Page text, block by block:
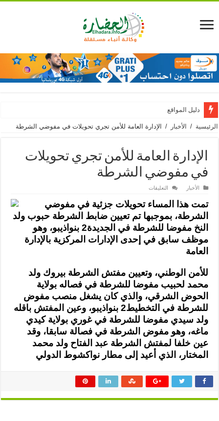
دليل المواقع
الرئيسية / الأخبار / الإدارة العامة للأمن تجري تحويلات في مفوضي الشرطة
الإدارة العامة للأمن تجري تحويلات
في مفوضي الشرطة
الأخبار التعليقات
للأمن
تجري
تحويلات
مفوضي
الشرطة
مغلقة
تمت هذا المساء تحويلات جزئية في مفوضي
الشرطة، بموجبها تم تعيين ضابط الشرطة حبوب ولد
النخ مفوضا للشرطة في الجديدة2 بنواذيبو، وهو
موظف سابق في إحدى الإدارات المركزية بالإدارة
العامة
للأمن الوطني، وتعيين مفتش الشرطة بيروك ولد
محمد لحبيب مفوضا للشرطة في فصاله بولاية
الحوض الشرقي، والذي كان يشغل منصب مفوض
للشرطة في التخطيط2 بنواذيبو، وعين المفتش باقله
ولد سيدي مفوضا للشرطة في غوري بولاية كيدي
ماغه، وهو مفوض الشرطة في فصالة سابقا، وقد
عين خلفا لمفتش الشرطة عبد الفتاح ولد محمد
المختار، الذي أعيد إلى مطار نواكشوط الدولي